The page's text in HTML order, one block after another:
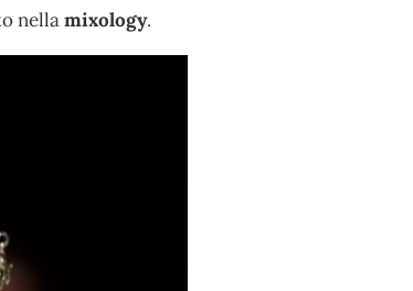
nellamixology.